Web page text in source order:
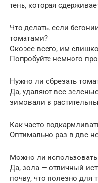
тень, которая
Что делать, если
томатами?
Скорее всего, им
Попробуйте немного
Нужно ли обрезать
Да, удаляют все
зимовали в
Как часто
Оптимально раз в две
Можно ли использовать
Да, зола — отличный
почву, что полезно для